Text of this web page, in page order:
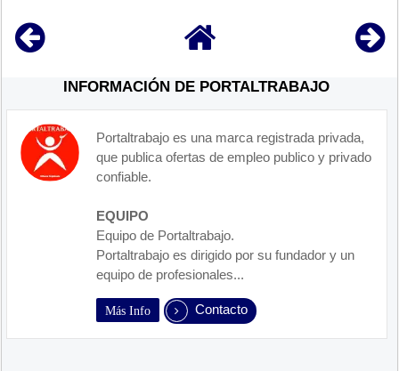
INFORMACIÓN DE PORTALTRABAJO
Portaltrabajo es una marca registrada privada,
que publica ofertas de empleo publico y privado
confiable.
EQUIPO
Equipo de Portaltrabajo.
Portaltrabajo es dirigido por su fundador y un
equipo de profesionales...
Más Info Contacto